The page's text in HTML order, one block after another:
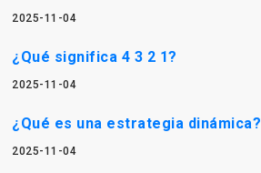
2025-11-04
¿Qué significa 4 3 2 1?
2025-11-04
¿Qué es una estrategia dinámica?
2025-11-04